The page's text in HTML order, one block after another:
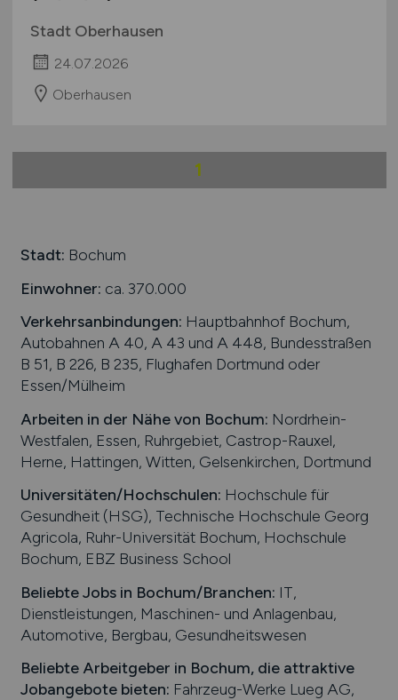
Stadt Oberhausen
24.07.2026
Oberhausen
1
Stadt: Bochum
Einwohner: ca. 370.000
Verkehrsanbindungen: Hauptbahnhof Bochum,
Autobahnen A 40, A 43 und A 448, Bundesstraßen
B 51, B 226, B 235, Flughafen Dortmund oder
Essen/Mülheim
Arbeiten in der Nähe von Bochum: Nordrhein-
Westfalen, Essen, Ruhrgebiet, Castrop-Rauxel,
Herne, Hattingen, Witten, Gelsenkirchen, Dortmund
Universitäten/Hochschulen: Hochschule für
Gesundheit (HSG), Technische Hochschule Georg
Agricola, Ruhr-Universität Bochum, Hochschule
Bochum, EBZ Business School
Beliebte Jobs in Bochum/Branchen: IT,
Dienstleistungen, Maschinen- und Anlagenbau,
Automotive, Bergbau, Gesundheitswesen
Beliebte Arbeitgeber in Bochum, die attraktive
Jobangebote bieten: Fahrzeug-Werke Lueg AG,